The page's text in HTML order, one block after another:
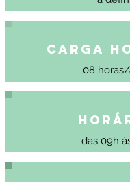
Carga
08
das 09h